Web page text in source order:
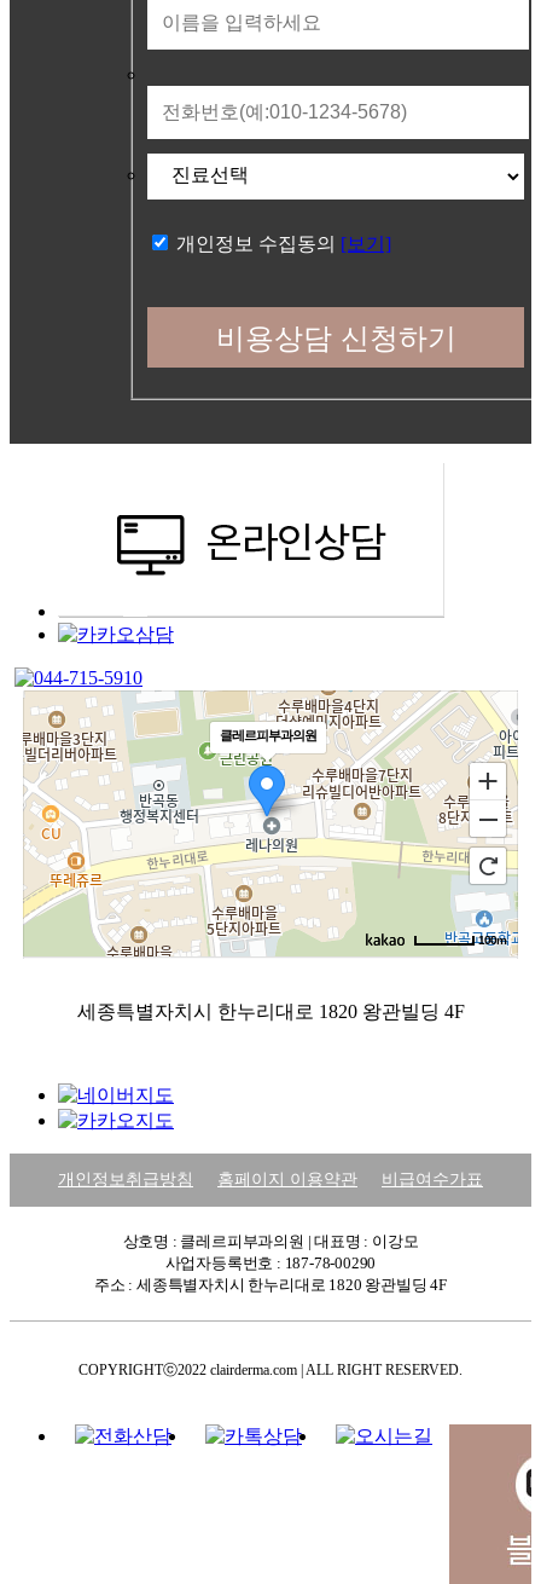
개인정보 수집동의 [보기]
클레르피부과의원
100m
세종특별자치시 한누리대로 1820 왕관빌딩 4F
개인정보취급방침 홈페이지 이용약관 비급여수가표
상호명 : 클레르피부과의원 | 대표명 : 이강모
사업자등록번호 : 187-78-00290
주소 : 세종특별자치시 한누리대로 1820 왕관빌딩 4F
COPYRIGHTⓒ2022 clairderma.com | ALL RIGHT RESERVED.